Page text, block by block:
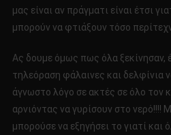
μας είναι αν πράγματι είναι έτσι
μπορούν να φτιάξουν τόσο
Ας δουμε όμως πως όλα ξεκίνησαν,
τηλεόραση φάλαινες και δελφίνια
άγνωστο λόγο σε ακτές σε όλο τον
αρνιόντας να γυρίσουν στο νερό!!!!
μπορούσε να εξηγήσει το γιατί και